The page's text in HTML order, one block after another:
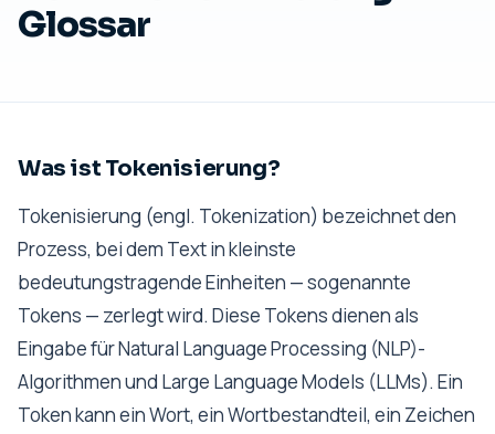
Glossar
Was ist Tokenisierung?
Tokenisierung (engl. Tokenization) bezeichnet den
Prozess, bei dem Text in kleinste
bedeutungstragende Einheiten — sogenannte
Tokens — zerlegt wird. Diese Tokens dienen als
Eingabe für Natural Language Processing (NLP)-
Algorithmen und Large Language Models (LLMs). Ein
Token kann ein Wort, ein Wortbestandteil, ein Zeichen